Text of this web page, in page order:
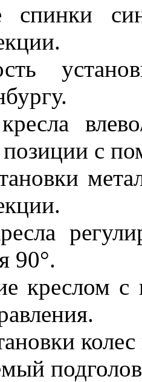
спинки
с
90°.
креслом